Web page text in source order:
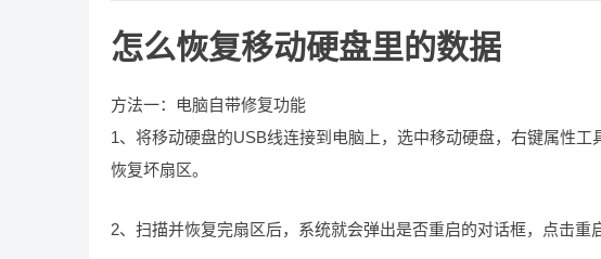
怎么恢复移动硬盘里的数据
方法一：电脑自带修复功能
1、将移动硬盘的USB线连接到电脑上，选中移动硬盘，右键属性
恢复坏扇区。
2、扫描并恢复完扇区后，系统就会弹出是否重启的对话框，点击重